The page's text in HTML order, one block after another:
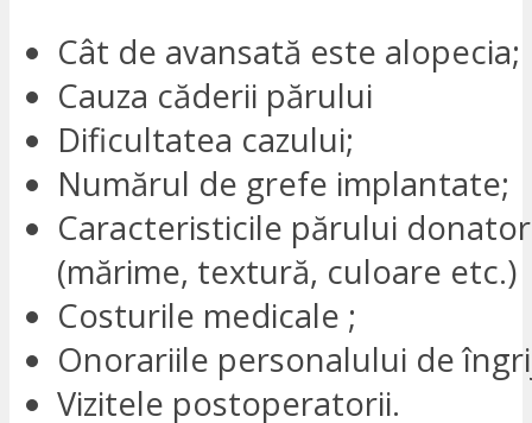
Cât de avansată este alopecia;
Cauza căderii părului
Dificultatea cazului;
Numărul de grefe implantate;
Caracteristicile părului
(mărime, textură, culoare etc.)
Costurile medicale ;
Onorariile personalului de
Vizitele postoperatorii.